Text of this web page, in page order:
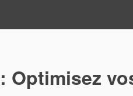
Optimisez